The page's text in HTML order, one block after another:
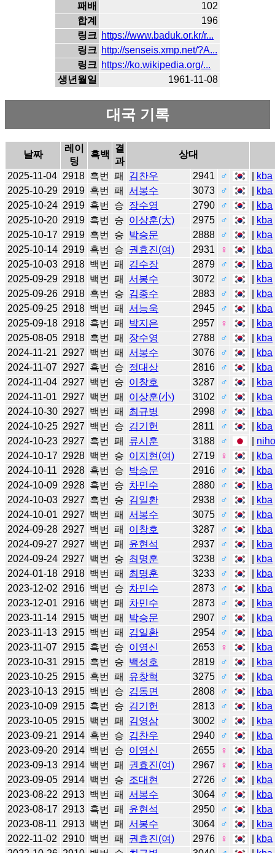
패배
102
합계
196
링크 https://www.baduk.or.kr/r...
링크 http://senseis.xmp.net/?A...
링크 https://ko.wikipedia.org/...
생년월일
1961-11-08
대국 기록
날짜
레이
팅
흑백
결
과
상대
2025-11-04 2918 흑번 패 김찬우 2941 ♂ kba
2025-10-29 2919 흑번 패 서봉수 3073 ♂ kba
2025-10-24 2919 흑번 승 장수영 2790 ♂ kba
2025-10-20 2919 흑번 승 이상훈(大) 2975 ♂ kba
2025-10-17 2919 흑번 승 박승문 2888 ♂ kba
2025-10-14 2919 흑번 승 권효진(여) 2931 ♀ kba
2025-10-03 2918 백번 패 김수장 2879 ♂ kba
2025-09-29 2918 백번 패 서봉수 3072 ♂ kba
2025-09-26 2918 흑번 승 김종수 2883 ♂ kba
2025-09-25 2918 백번 패 서능욱 2945 ♂ kba
2025-09-18 2918 흑번 패 박지은 2957 ♀ kba
2025-08-05 2918 흑번 패 장수영 2788 ♂ kba
2024-11-21
2927 백번 패 서봉수 3076 ♂ kba
2024-11-07
2927 흑번 승 정대상 2816 ♂ kba
2024-11-04 2927 백번 승 이창호 3287 ♂ kba
2024-11-01
2927 백번 패 이상훈(小) 3102 ♂ kba
2024-10-30 2927 백번 패 최규병 2998 ♂ kba
2024-10-25 2927 백번 승 김기헌 2811 ♂ kba
2024-10-23 2927 흑번 패 류시훈 3188 ♂
2024-10-17 2928 백번 승 이지현(여) 2719 ♀ kba
2024-10-11
2928 흑번 승 박승문 2916 ♂ kba
2024-10-09 2928 흑번 승 차민수 2880 ♂ kba
2024-10-03 2927 흑번 승 김일환 2938 ♂ kba
2024-10-01 2927 백번 패 서봉수 3075 ♂ kba
2024-09-28 2927 백번 패 이창호 3287 ♂ kba
2024-09-27 2927 백번 패 윤현석 2937 ♂ kba
2024-09-24 2927 백번 승 최명훈 3238 ♂ kba
2024-01-18 2918 백번 패 최명훈 3233 ♂ kba
2023-12-02 2916 백번 승 차민수 2873 ♂ kba
2023-12-01 2916 백번 패 차민수 2873 ♂ kba
2023-11-14 2915 백번 패 박승문 2907 ♂ kba
2023-11-13 2915 백번 패 김일환 2954 ♂ kba
2023-11-07
2915 흑번 승 이영신 2653 ♀ kba
2023-10-31 2915 흑번 승 백성호 2819 ♂ kba
2023-10-25 2915 흑번 패 유창혁 3275 ♂ kba
2023-10-13 2915 백번 승 김동면 2808 ♂ kba
2023-10-09 2915 흑번 승 김기헌 2813 ♂ kba
2023-10-05 2915 백번 패 김영삼 3002 ♂ kba
2023-09-21 2914 흑번 승 김찬우 2940 ♂ kba
2023-09-20 2914 백번 승 이영신 2655 ♀ kba
2023-09-13 2914 백번 패 권효진(여) 2967 ♀ kba
2023-09-05 2914 백번 승 조대현 2726 ♂ kba
2023-08-22 2913 백번 패 서봉수 3064 ♂ kba
2023-08-17 2913 흑번 패 윤현석 2950 ♂ kba
2023-08-11
2913 백번 패 서봉수 3064 ♂ kba
2022-11-02
2910 백번 패 권효진(여) 2976 ♀ kba